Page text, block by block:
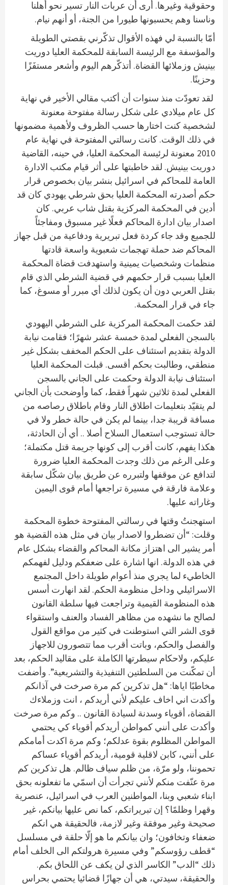
وحقوقية وغيرها. أرى أن عربات النار تسير نحو أهلنا
وناسنا وهم يحسبونها طيورا من الجنة، أو أنهم نيام.
أمّا بالنسبة لي فهذه الأقوال تذكّرني بقصتي الطويلة
والمؤسفة مع الرئيسة السابقة للمحكمة العليا دوريت
بينيش وزملائها القضاة. أتذكّرهم اليوم وأشعر مستفَزًا
وحزينًا.
لقد تعودّت منذ سنوات أن أكتب مقالي الأخير في نهاية
كل عام ميلادي على شكل رسالة مفتوحة معنونة
لشخصية كنت اختارها حسب الظروف ولأهمية مضمونها
في ذلك الوقت. كانت رسالتي المفتوحة في نهاية عام
2010 معنونة لرئيسة المحكمة العليا، في حينه، القاضية
دوريت بينيش. لقد خاطبتها على أثر قيام مكتب الادارة
العامة للمحاكم في اسرائيل بنشر بيان بخصوص قرار
حكم أصدرته المحكمة العليا بحق شرطي يهودي كان قد
أدين في المحكمة المركزية بقتل شاب عربي. كان
اصدار بيان ادارة المحاكم فعلًا غير مسبوق ومفاجئاً
للجميع وقد جاء كردة فعل تبريرية ودفاعية من قبل جهاز
المحاكم ضد حملة تهجمات شعبوية واسعة قادتها
منظمات وشخصيات يمينية واستهدفت قضاة المحكمة
العليا بسبب قرار حكمهم في قضية الشرطي الذي قام
بقتل العربي دون أن يكون لذلك أي مبرر أو مسوغ، كما
جاء في قرار المحكمة.
لقد حكمت المحكمة المركزية على الشرطي اليهودي
بالسجن الفعلي لمدة خمسة عشر شهرًا؛ فقامت نيابة
الدولة بتقديم استئناف على الحكم المخفف بشكل غير
منطقي، وطالبت بحكم أقسى. قبلت المحكمة العليا
استئناف نيابة الدولة وحكمت على الجاني بالسجن
الفعلي لمدة ثلاثين شهراً فقط، كما وأوضحت بأن الجاني
لم يتقيّد بتعليمات اطلاق النار وقام باطلاق رصاصه من
مسافة قريبة جدا، بينما لم يكن في حالة خطر ولا في
حالة تستوجب استعمال السلاح أصلا .. أي أن الحادثة،
هكذا يفهم، كانت أقرب إلى كونها جريمة قتل مكتملة؛
وعلى الرغم من ذلك وجدت المحكمة العليا ضرورة
لتدافع عن موقفها ولتبرره عن طريق بيان شكّل سابقة
وعلامة فارقة في مسيرة تراجعها أمام قوى اليمين
وغاراته عليها.
استهجنتُ وقتها في رسالتي المفتوحة خطوة المحكمة
وقلت: “أن تضطروا لاصدار بيان في مثل هذه القضية هو
أمر يشير الى اهتزاز مكانة المحاكم والقضاء بشكل عام
في هذه الدولة. انها اشارة على ضعفكم ودليل لفهمكم
الخاطيء لما يجري منذ أعوام طويلة داخل المجتمع
الاسرائيلي وداخل منظومة الحكم. لقد انهارت أسس
هذه المنظومة القيمية وتراجعت فيها سلطة القانون
لصالح ما نشهده من مظاهر الفساد والعنف واستقواء
قوى الشر التي استوطنت في كثير من مواقع القول
والفصل والحكم، وباتت أقرب مما تتصورون للاجهاز
عليكم، ولاحكام سيطرتها الكاملة على مقاليد الحكم، بعد
أن تمكّنت من السلطتين التنفيذية والتشريعية”. وأضفت
مخاطبًا اياها: “هل تذكرين كم مرة صرخت في آذانكم
وأكدت اني اخاف عليكم لأني أريدكم ، انت وزملاءك
القضاة، أقوياء وسدنة لسيادة القانون .. وكم مرة صرخت
وأكدت على أنني كمواطن أريدكم أقوياء كي يحتمي
المواطن المظلوم بقوة عدلكم؛ وكم مرة اكدت أمامكم
على أنني، كابن لاقلية قومية، أريدكم أقوياء عساكم
تحموننا، ولو مرّة، من ظلم سياف ظالم. هل تذكرين كم
مرة عنّفت منكم لأنني تجرأت أن اسمّي ما تفعلونه بحق
ابناء شعبي وبنا، المواطنين العرب في اسرائيل، عنصرية
وقهرا وظلمًا؟ إن تبريراتكم، كما نص عليها بيانكم، غير
صحيحة وغير موفقة وغير لازمة، فالحقيقة هي انكم
ضعفاء وتخافون؛ وان بيانكم ما هو إلّا حلقة في مسلسل
“قطف رؤوسكم” وفي مسيرة هرولتكم الى الخلف أمام
ذلك “الدب” الكاسر الذي لن يكف عن اللحاق بكم.
والحقيقة، سيدتي، هي أن جهازًا قضائيا يحتمي بحراس